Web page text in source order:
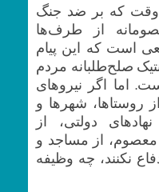
که بر ضد جنگ
از طرف‌ها
است که این پیام
صلح‌طلبانه مردم
اما اگر نیرو‌های
روستا‌ها، شهر‌ها و
دولتی، از
معصوم، از مساجد و
نکنند، چه وظیفه